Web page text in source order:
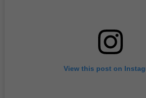
View this post on